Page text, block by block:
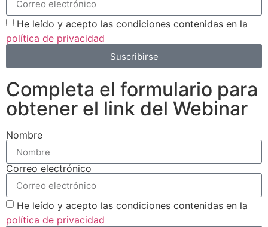
He leído y acepto las condiciones contenidas en la
política de privacidad
Suscribirse
Completa el formulario para
obtener el link del Webinar
Nombre
Correo electrónico
He leído y acepto las condiciones contenidas en la
política de privacidad